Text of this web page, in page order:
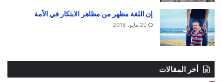
إن اللغة مظهر من مظاهر الابتكار في الأمة
29 مايو، 2018
أخر المقالات